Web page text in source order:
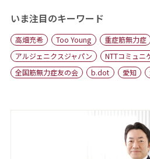
おすすめコンテンツ
出版物
会社概要
いま注目のキーワード
高畑充希 Too Young 重症筋無力症
アルジェニクスジャパン
NTTコミュニ
全国筋無力症友の会
b.dot 愛知